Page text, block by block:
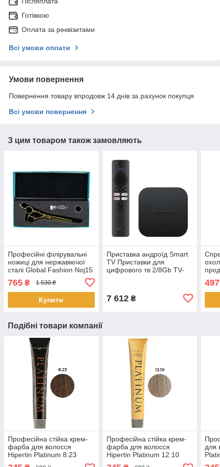
Готівкою
Оплата за реквізитами
Всі умови оплати
Умови повернення
Повернення товару впродовж 14 днів за рахунок покупця
Всі умови повернення
З цим товаром також замовляють
Професійні філірувальні
ножиці для нержавіючої
сталі Global Fashion Noj15
765 ₴ 1 530 ₴
Купити
Приставка андроїд Smart
TV Приставки для
цифрового тв 2/8Gb TV-
7 612₴
497
Подібні товари компанії
Професійна стійка крем-
фарба для волосся
Hipertin Platinum 8.23 ​​
світлий блонд
Професійна стійка крем-
фарба для волосся
Hipertin Platinum 12.10
супер-блонд попелястий
для